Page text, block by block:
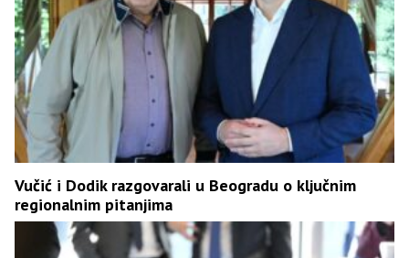
Vučić i Dodik razgovarali u Beogradu o ključnim
regionalnim pitanjima